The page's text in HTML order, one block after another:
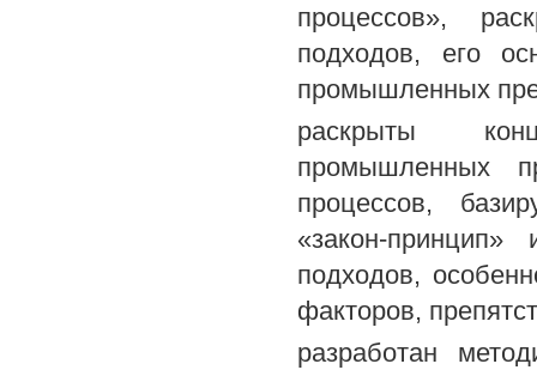
процессов»,
подходов, его
промышленных
раскрыты
промышленных
процессов,
«закон-
подходов,
факторов,
разработан